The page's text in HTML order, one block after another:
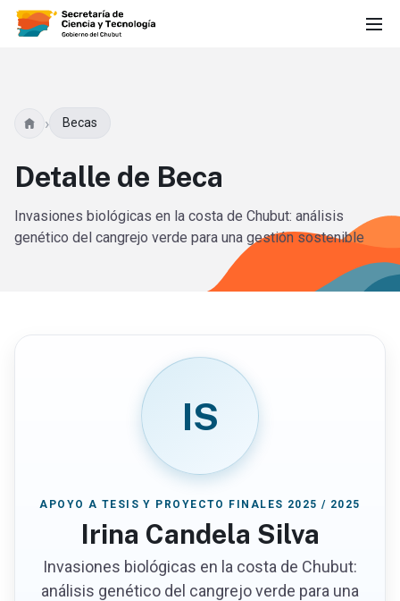
› Becas
Detalle de Beca
Invasiones biológicas en la costa de Chubut: análisis
genético del cangrejo verde para una gestión sostenible
IS
APOYO A TESIS Y PROYECTO FINALES 2025 / 2025
Irina Candela Silva
Invasiones biológicas en la costa de Chubut:
análisis genético del cangrejo verde para una